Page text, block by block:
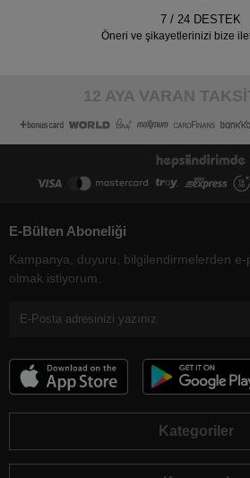
7 / 24 DESTEK
Öneri ve şikayetlerinizi bize
12 AYA VARAN
E-Bülten Aboneliği
Kampanya, duyuru, bilgilendirmelerden
olmak istiyorum.
Kategoriler